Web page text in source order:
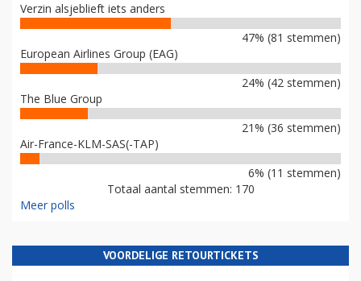
Verzin alsjeblieft iets anders
47% (81 stemmen)
European Airlines Group (EAG)
24% (42 stemmen)
The Blue Group
21% (36 stemmen)
Air-France-KLM-SAS(-TAP)
6% (11 stemmen)
Totaal aantal stemmen: 170
Meer polls
VOORDELIGE RETOURTICKETS